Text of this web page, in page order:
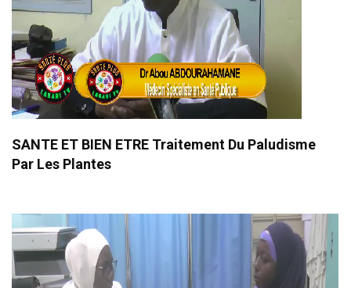
SANTE ET BIEN ETRE Traitement Du Paludisme
Par Les Plantes